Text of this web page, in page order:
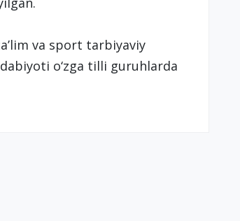
va sport tarbiyaviy
o‘zga tilli guruhlarda